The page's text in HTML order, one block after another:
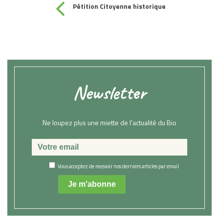
Pétition Citoyenne historique
Newsletter
Ne loupez plus une miette de l'actualité du Bio
Vous acceptez de recevoir nos derniers articles par email